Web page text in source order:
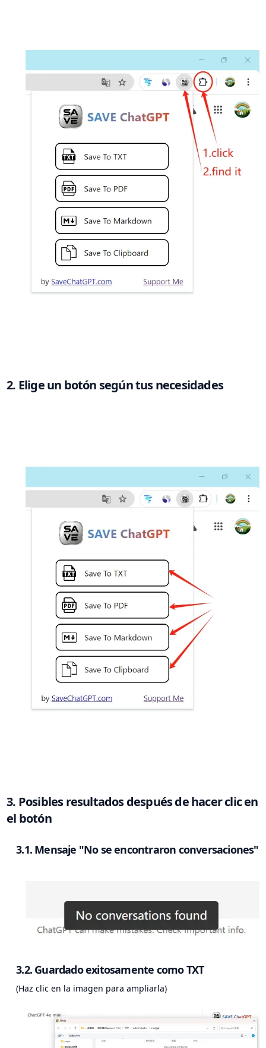
2. Elige un botón según tus necesidades
3. Posibles resultados después de hacer clic en
el botón
3.1. Mensaje "No se encontraron conversaciones"
3.2. Guardado exitosamente como TXT
(Haz clic en la imagen para ampliarla)